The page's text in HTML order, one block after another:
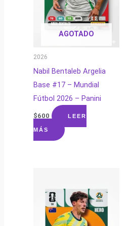
AGOTADO
2026
Nabil Bentaleb Argelia
Base #17 – Mundial
Fútbol 2026 – Panini
$600 LEER
MÁS